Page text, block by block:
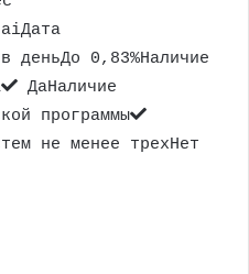
деньДо 0,83%Наличие
ДаНаличие
программы
не менее трехНет